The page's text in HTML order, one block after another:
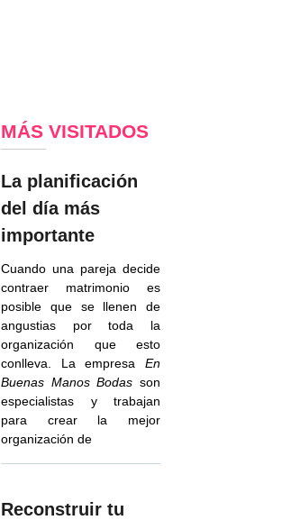
MÁS VISITADOS
La planificación
del día más
importante
Cuando una pareja decide
contraer matrimonio es
posible que se llenen de
angustias por toda la
organización que esto
conlleva. La empresa En
Buenas Manos Bodas son
especialistas y trabajan
para crear la mejor
organización de
Reconstruir tu